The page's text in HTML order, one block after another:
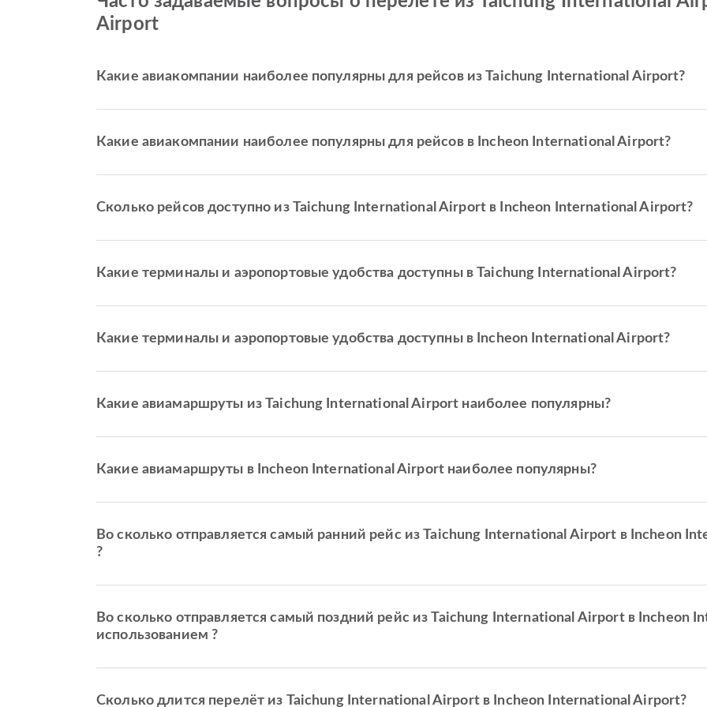
Airport
Какие авиакомпании наиболее популярны для рейсов из Taichung International Airport?
Какие авиакомпании наиболее популярны для рейсов в Incheon International Airport?
Сколько рейсов доступно из Taichung International Airport в Incheon International Airport?
Какие терминалы и аэропортовые удобства доступны в Taichung International Airport?
Какие терминалы и аэропортовые удобства доступны в Incheon International Airport?
Какие авиамаршруты из Taichung International Airport наиболее популярны?
Какие авиамаршруты в Incheon International Airport наиболее популярны?
Во сколько отправляется самый ранний рейс из Taichung International Airport в Incheon
?
Во сколько отправляется самый поздний рейс из Taichung International Airport в Incheon
использованием ?
Сколько длится перелёт из Taichung International Airport в Incheon International Airport?